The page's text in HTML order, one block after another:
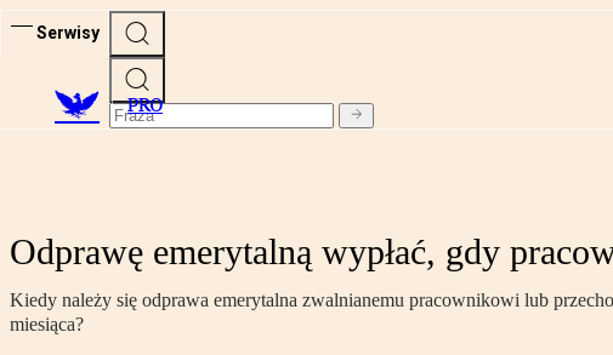
Serwisy
PRO
Odprawę emerytalną wypłać, gdy
Kiedy należy się odprawa emerytalna zwalnianemu pracownikowi lub
miesiąca?